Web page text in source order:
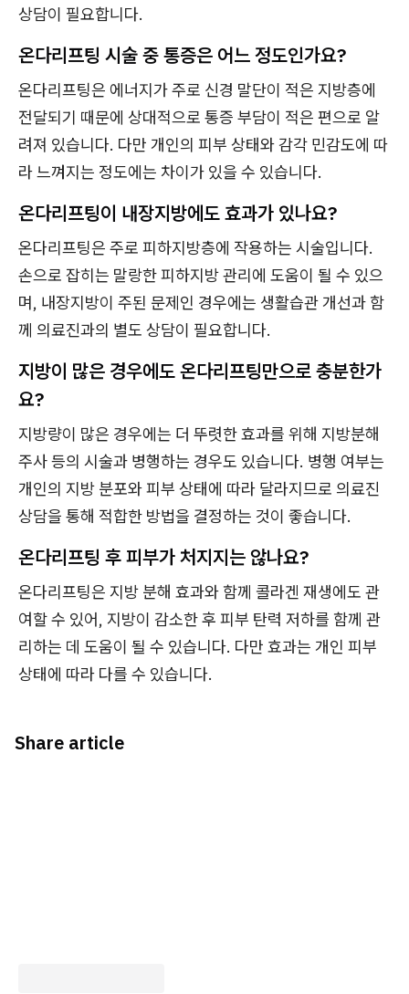
상담이 필요합니다.
온다리프팅 시술 중 통증은 어느 정도인가요?
온다리프팅은 에너지가 주로 신경 말단이 적은 지방층에
전달되기 때문에 상대적으로 통증 부담이 적은 편으로 알
려져 있습니다. 다만 개인의 피부 상태와 감각 민감도에 따
라 느껴지는 정도에는 차이가 있을 수 있습니다.
온다리프팅이 내장지방에도 효과가 있나요?
온다리프팅은 주로 피하지방층에 작용하는 시술입니다.
손으로 잡히는 말랑한 피하지방 관리에 도움이 될 수 있으
며, 내장지방이 주된 문제인 경우에는 생활습관 개선과 함
께 의료진과의 별도 상담이 필요합니다.
지방이 많은 경우에도 온다리프팅만으로 충분한가
요?
지방량이 많은 경우에는 더 뚜렷한 효과를 위해 지방분해
주사 등의 시술과 병행하는 경우도 있습니다. 병행 여부는
개인의 지방 분포와 피부 상태에 따라 달라지므로 의료진
상담을 통해 적합한 방법을 결정하는 것이 좋습니다.
온다리프팅 후 피부가 처지지는 않나요?
온다리프팅은 지방 분해 효과와 함께 콜라겐 재생에도 관
여할 수 있어, 지방이 감소한 후 피부 탄력 저하를 함께 관
리하는 데 도움이 될 수 있습니다. 다만 효과는 개인 피부
상태에 따라 다를 수 있습니다.
Share article